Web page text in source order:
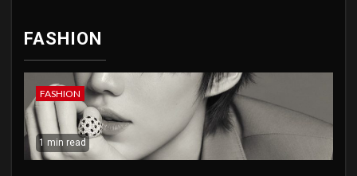
FASHION
FASHION
1 min read